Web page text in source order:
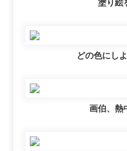
塗り絵
どの色にし
画伯、熱